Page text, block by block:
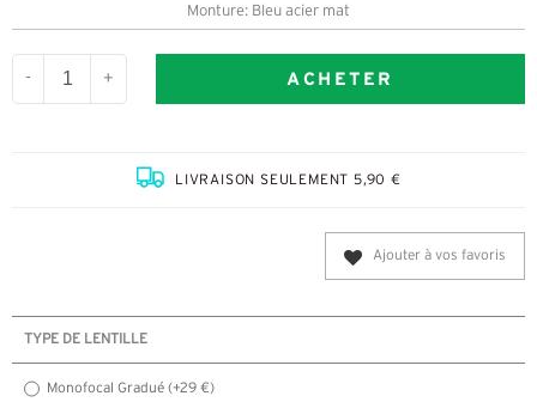
Monture: Bleu acier mat
- + ACHETER
LIVRAISON SEULEMENT 5,90 €
Ajouter à vos favoris
TYPE DE LENTILLE
Monofocal Gradué (+29 €)